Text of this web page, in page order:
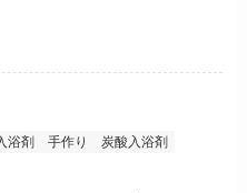
剤 手作り 炭酸入浴剤